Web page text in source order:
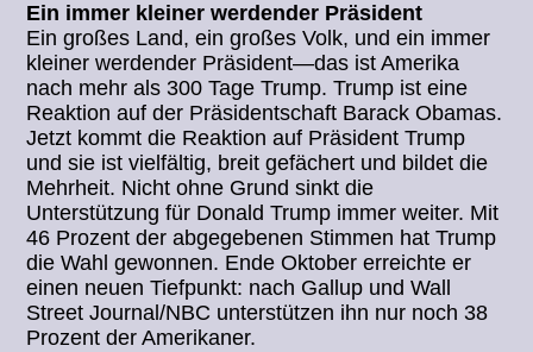
Ein immer kleiner werdender Präsident
Ein großes Land, ein großes Volk, und ein immer
kleiner werdender Präsident—das ist Amerika
nach mehr als 300 Tage Trump. Trump ist eine
Reaktion auf der Präsidentschaft Barack Obamas.
Jetzt kommt die Reaktion auf Präsident Trump
und sie ist vielfältig, breit gefächert und bildet die
Mehrheit. Nicht ohne Grund sinkt die
Unterstützung für Donald Trump immer weiter. Mit
46 Prozent der abgegebenen Stimmen hat Trump
die Wahl gewonnen. Ende Oktober erreichte er
einen neuen Tiefpunkt: nach Gallup und Wall
Street Journal/NBC unterstützen ihn nur noch 38
Prozent der Amerikaner.